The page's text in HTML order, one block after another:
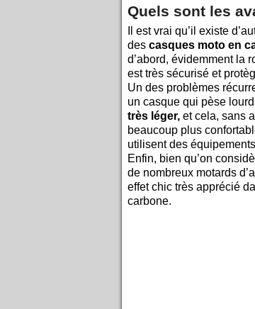
Quels sont les
Il est vrai qu’il existe
des casques moto en
d’abord, évidemment la
est très sécurisé et
Un des problèmes
un casque qui pèse
très léger, et cela, sans
beaucoup plus
utilisent des
Enfin, bien qu’on
de nombreux motards
effet chic très apprécié
carbone.